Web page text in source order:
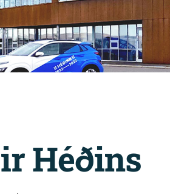
Héðins